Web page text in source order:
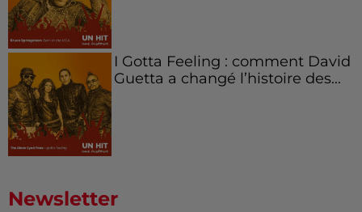
I Gotta Feeling : comment David
Guetta a changé l’histoire des...
Newsletter